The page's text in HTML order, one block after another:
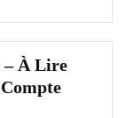
– À Lire